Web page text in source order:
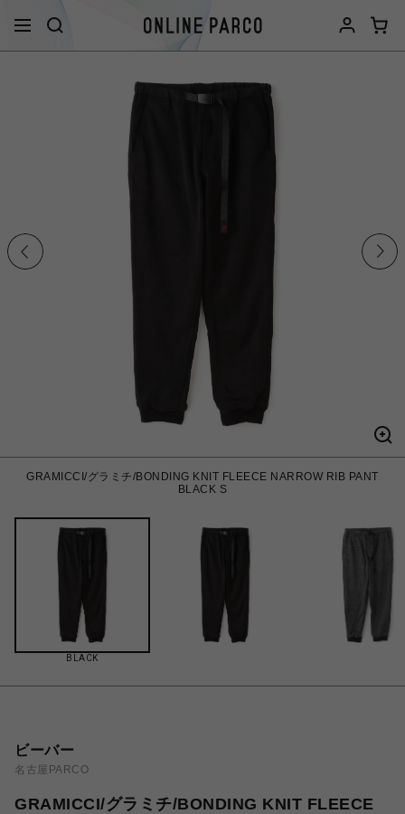
GRAMICCI/グラミチ/BONDING KNIT FLEECE NARROW RIB PANT
BLACK S
BLACK
ビーバー
名古屋PARCO
GRAMICCI/グラミチ/BONDING KNIT FLEECE